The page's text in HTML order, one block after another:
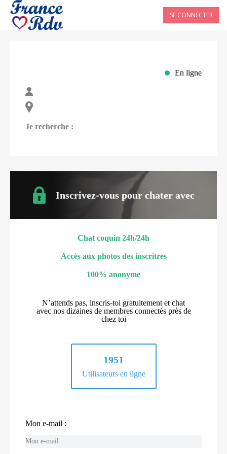
SE CONNECTER
En ligne
Je recherche :
Inscrivez-vous pour chater avec
Chat coquin 24h/24h
Accès aux photos des inscritres
100% anonyme
N’attends pas, inscris-toi gratuitement et chat
avec nos dizaines de membres connectés près de
chez toi
1951
Utilisateurs en ligne
Mon e-mail :